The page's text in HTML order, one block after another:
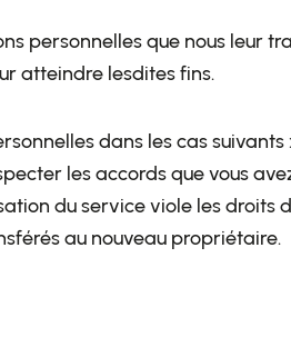
personnelles que nous leur
atteindre lesdites fins.
dans les cas
les accords que vous
du service viole les
au nouveau propriétaire.